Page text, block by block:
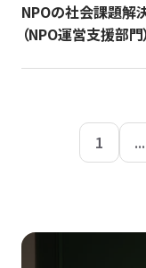
NPOの社会課題解
（NPO運営支援部門
1 ...